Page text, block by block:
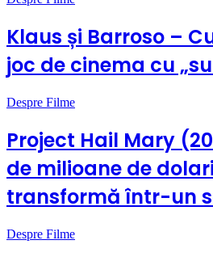
Klaus și Barroso –
joc de cinema cu
Despre Filme
Project Hail Mary
de milioane de
transformă într-un
Despre Filme